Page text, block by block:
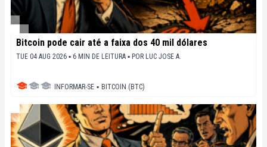
Bitcoin pode cair até a faixa dos 40 mil dólares
TUE 04 AUG 2026 ▪ 6 MIN DE LEITURA ▪ POR LUC JOSE A.
INFORMAR-SE ▪ BITCOIN (BTC)